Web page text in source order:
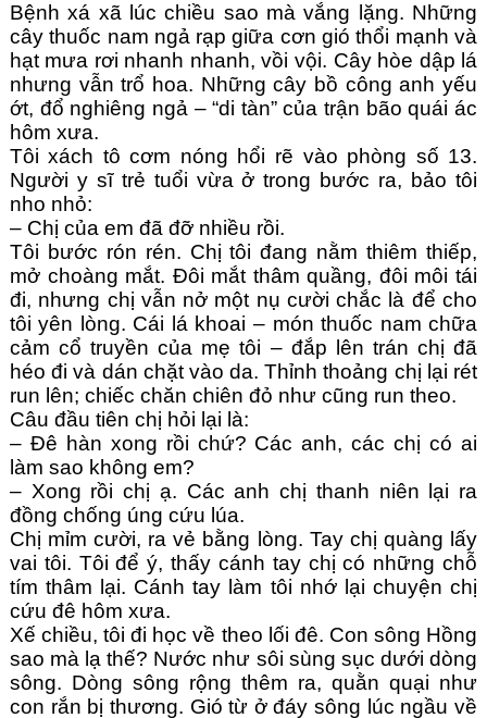
Bệnh xá xã lúc chiều sao mà vắng lặng. Những
cây thuốc nam ngả rạp giữa cơn gió thổi mạnh và
hạt mưa rơi nhanh nhanh, vồi vội. Cây hòe dập lá
nhưng vẫn trổ hoa. Những cây bồ công anh yếu
ớt, đổ nghiêng ngả – “di tàn” của trận bão quái ác
hôm xưa.
Tôi xách tô cơm nóng hổi rẽ vào phòng số 13.
Người y sĩ trẻ tuổi vừa ở trong bước ra, bảo tôi
nho nhỏ:
– Chị của em đã đỡ nhiều rồi.
Tôi bước rón rén. Chị tôi đang nằm thiêm thiếp,
mở choàng mắt. Đôi mắt thâm quầng, đôi môi tái
đi, nhưng chị vẫn nở một nụ cười chắc là để cho
tôi yên lòng. Cái lá khoai – món thuốc nam chữa
cảm cổ truyền của mẹ tôi – đắp lên trán chị đã
héo đi và dán chặt vào da. Thỉnh thoảng chị lại rét
run lên; chiếc chăn chiên đỏ như cũng run theo.
Câu đầu tiên chị hỏi lại là:
– Đê hàn xong rồi chứ? Các anh, các chị có ai
làm sao không em?
– Xong rồi chị ạ. Các anh chị thanh niên lại ra
đồng chống úng cứu lúa.
Chị mỉm cười, ra vẻ bằng lòng. Tay chị quàng lấy
vai tôi. Tôi để ý, thấy cánh tay chị có những chỗ
tím thâm lại. Cánh tay làm tôi nhớ lại chuyện chị
cứu đê hôm xưa.
Xế chiều, tôi đi học về theo lối đê. Con sông Hồng
sao mà lạ thế? Nước như sôi sùng sục dưới dòng
sông. Dòng sông rộng thêm ra, quằn quại như
con rắn bị thương. Gió từ ở đáy sông lúc ngầu về